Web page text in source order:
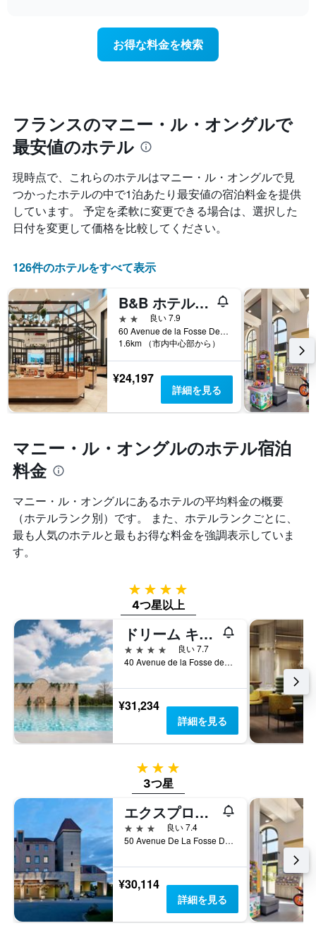
ラ
ン
ク
ご
と
の
カ
テ
ゴ
を
し
て
い
ま
す。
表
の
軸
1
は、
過
去
3
間
に
見
か
の
客
室
平
均
料
金
を
表
ま
に
集
計
て
表
示
し
た
の
で
す
表
の
X
軸
1
本
は、
ホ
テ
ン
ク
ご
の
カ
テ
ゴ
リ
て
い
ま
す。
表
の
Y
軸
1
本
3
に
見
つ
か
っ
た
れ
て
客
室
料
金
が
ど
の
よ
に
変
化
す
る
か
を
表
し
て
い
ま
の
X
軸
本
は、
宿
泊
ま
を
表
し
い
ま
す
表
の
Y
は、
の
平
均
料
金
を
表
お得な料金を検索
フランスのマニー・ル・オングルで
最安値のホテル
現時点で、これらのホテルはマニー・ル・オングル​で見
つかったホテルの中で1泊あたり最安値の宿泊料金を提供
しています。 予定を柔軟に変更できる場合は、選択した
日付を変更して価格を比較してください。
126件のホテルをすべて表示
B&B ホテル プレ ディズニーランド パリ
2つ星
良い 7.9
60 Avenue de la Fosse Des Pressoirs, マニー・ル・オングル, セーヌ＝エ＝マルヌ県, フランス
1.6km （市内中心部から）
¥24,197
詳細を見る
マニー・ル・オングルのホテル宿泊
料金
マニー・ル・オングル​にあるホテルの平均料金の概要
（ホテルランク別）です。 また、ホテルランクごとに、
最も人気のホテルと最もお得な料金を強調表示していま
す。
4つ星
4つ星以上
ドリーム キャッスル ホテル
4つ星
良い 7.7
40 Avenue de la Fosse des Pressoirs, マニー・ル・オングル, セーヌ＝エ＝マルヌ県, フランス
¥31,234
詳細を見る
3つ星
3つ星
エクスプロアーズ ホテル アット ディズニーランド パリ
3つ星
良い 7.4
50 Avenue De La Fosse Des Pressoirs, マニー・ル・オングル, セーヌ＝エ＝マルヌ県, フランス
¥30,114
詳細を見る